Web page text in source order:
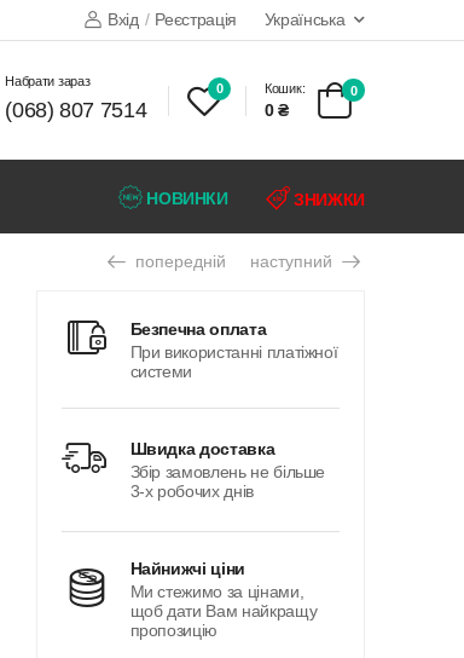
Вхід / Реєстрація Українська
набрати зараз
(068) 807 7514
0 Кошик:
0 ₴
0
НОВИНКИ ЗНИЖКИ
попередній наступний
безпечна оплата
При використанні платіжної
системи
швидка доставка
Збір замовлень не більше
3-х робочих днів
найнижчі ціни
Ми стежимо за цінами,
щоб дати Вам найкращу
пропозицію